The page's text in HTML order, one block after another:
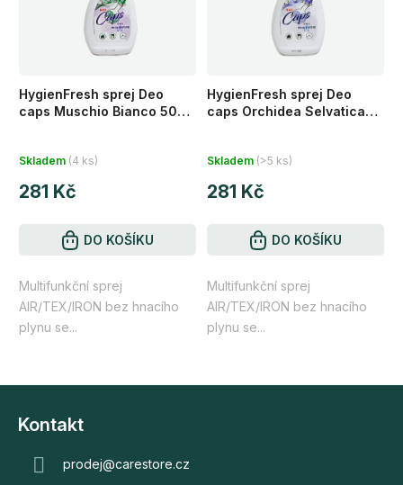
HygienFresh sprej Deo
caps Muschio Bianco 500
hodnocení
produktu
5
hvězdiček.
Skladem (4 ks)
281 Kč
DO KOŠÍKU
Multifunkční sprej
AIR/TEX/IRON bez hnacího
plynu se...
HygienFresh sprej Deo
caps Orchidea Selvatica
hodnocení
produktu
5
hvězdiček.
Skladem (>5 ks)
281 Kč
DO KOŠÍKU
Multifunkční sprej
AIR/TEX/IRON bez hnacího
plynu se...
Kontakt
prodej@carestore.cz